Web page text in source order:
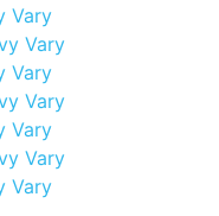
Vary
Vary
Vary
Vary
Vary
Vary
Vary